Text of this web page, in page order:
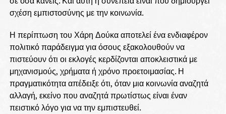
σχέση εμπιστοσύνης με την κοινωνία.
Η περίπτωση του Χάρη Δούκα αποτελεί ένα ενδιαφέρον
πολιτικό παράδειγμα για όσους εξακολουθούν να
πιστεύουν ότι οι εκλογές κερδίζονται αποκλειστικά με
μηχανισμούς, χρήματα ή χρόνο προετοιμασίας. Η
πραγματικότητα απέδειξε ότι, όταν μια κοινωνία αναζητά
αλλαγή, εκείνο που αναζητά πρωτίστως είναι έναν
πειστικό λόγο για να την εμπιστευθεί.